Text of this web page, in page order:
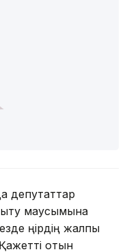
депутаттар
маусымына
өңірдің жалпы
отын